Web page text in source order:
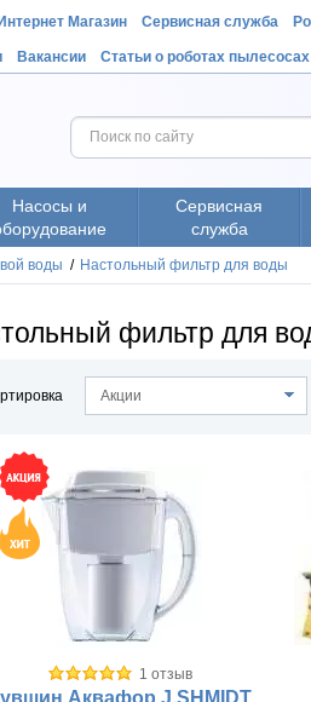
Интернет Магазин Сервисная служба
Вакансии Статьи о роботах пылесосах
Насосы и
Сервисная
служба
воды / Настольный фильтр для воды
фильтр для
Акции
1 отзыв
Аквафор J.SHMIDT